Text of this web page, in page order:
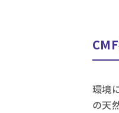
環境
の天